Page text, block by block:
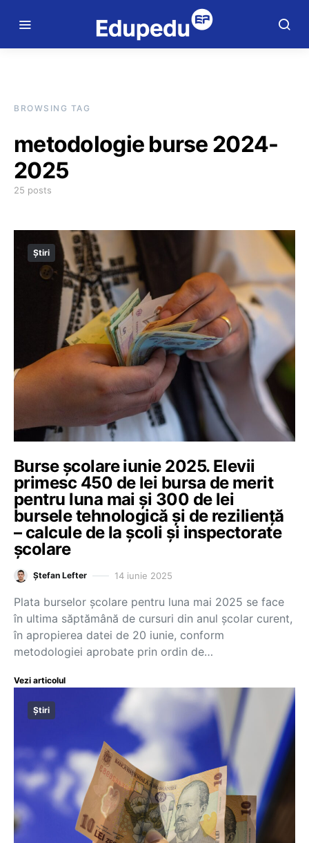
BROWSING TAG
metodologie burse 2024-
2025
25 posts
Știri
Burse școlare iunie 2025. Elevii
primesc 450 de lei bursa de merit
pentru luna mai și 300 de lei
bursele tehnologică și de reziliență
– calcule de la școli și inspectorate
școlare
Ștefan Lefter 14 iunie 2025
Plata burselor școlare pentru luna mai 2025 se face
în ultima săptămână de cursuri din anul școlar curent,
în apropierea datei de 20 iunie, conform
metodologiei aprobate prin ordin de…
Vezi articolul
Știri